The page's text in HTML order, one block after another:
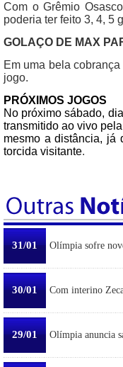
Com o Grêmio
poderia ter feito 3, 4, 5
GOLAÇO DE MAX
Em uma bela
jogo.
PRÓXIMOS JOGOS
No próximo sábado,
transmitido ao vivo
mesmo a distância, já
torcida visitante.
31/01 Olímpia sofre
30/01 Com interino
29/01 Olímpia anuncia